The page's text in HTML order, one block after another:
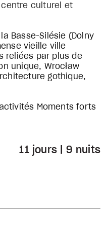
culturel et
Basse-Silésie (Dolny
vieille ville
reliées par plus de
unique, Wrocław
gothique,
Moments forts
11 jours | 9 nuits